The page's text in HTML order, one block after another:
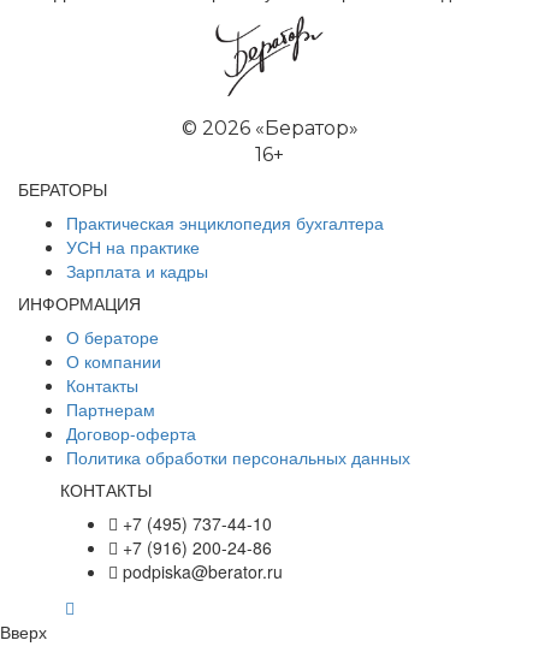
© 2026 «Бератор»
16+
БЕРАТОРЫ
Практическая энциклопедия бухгалтера
УСН на практике
Зарплата и кадры
ИНФОРМАЦИЯ
О бераторе
О компании
Контакты
Партнерам
Договор-оферта
Политика обработки персональных данных
КОНТАКТЫ
+7 (495) 737-44-10
+7 (916) 200-24-86
podpiska@berator.ru
Вверх